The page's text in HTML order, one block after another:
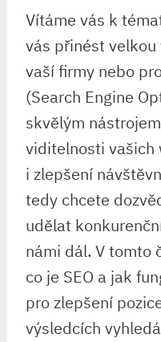
Vítáme vás k
vás přinést
vaší firmy nebo
(Search Engine
skvělým
viditelnosti vašich
i zlepšení
tedy chcete
udělat
námi dál. V tomto
co je SEO a jak
pro zlepšení
výsledcích